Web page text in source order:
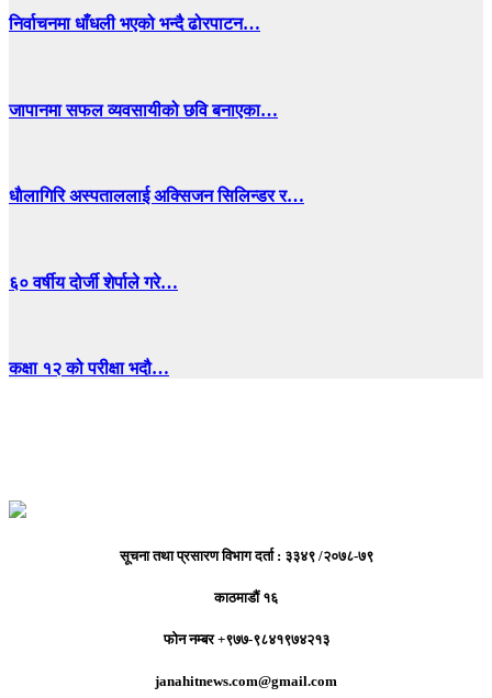
निर्वाचनमा धाँधली भएको भन्दै ढोरपाटन…
जापानमा सफल व्यवसायीको छवि बनाएका…
धाैलागिरि अस्पताललाई अक्सिजन सिलिन्डर र…
६० वर्षीय दोर्जी शेर्पाले गरे…
कक्षा १२ को परीक्षा भदौ…
सूचना तथा प्रसारण विभाग दर्ता : ३३४९ /२०७८-७९
काठमाडौं १६
फोन नम्बर +९७७-९८४१९७४२१३
janahitnews.com@gmail.com